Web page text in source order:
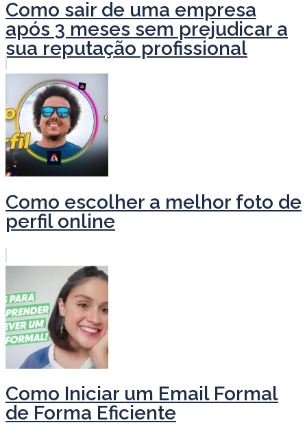
Como sair de uma empresa
após 3 meses sem prejudicar a
sua reputação profissional
Como escolher a melhor foto de
perfil online
Como Iniciar um Email Formal
de Forma Eficiente